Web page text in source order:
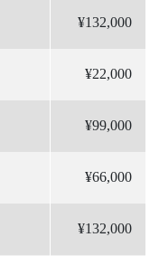
¥132,000
¥22,000
¥99,000
¥66,000
¥132,000